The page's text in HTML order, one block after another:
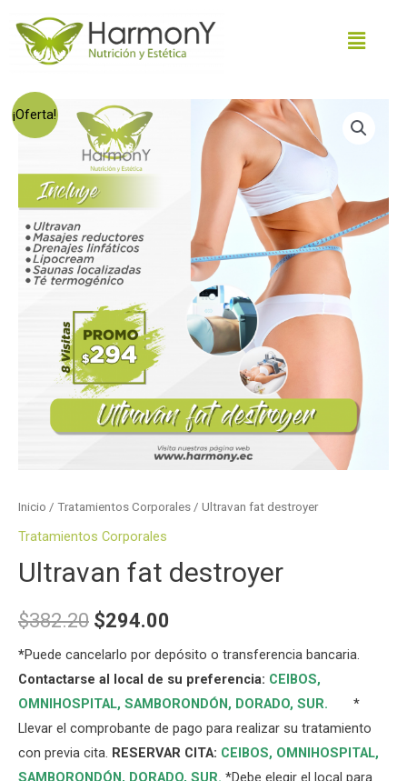
¡Oferta!
Inicio / Tratamientos Corporales / Ultravan fat destroyer
Tratamientos Corporales
Ultravan fat destroyer
$382.20 $294.00
*Puede cancelarlo por depósito o transferencia bancaria.
Contactarse al local de su preferencia: CEIBOS,
OMNIHOSPITAL, SAMBORONDÓN, DORADO, SUR. *
Llevar el comprobante de pago para realizar su tratamiento
con previa cita. RESERVAR CITA: CEIBOS, OMNIHOSPITAL,
SAMBORONDÓN, DORADO, SUR. *Debe elegir el local para